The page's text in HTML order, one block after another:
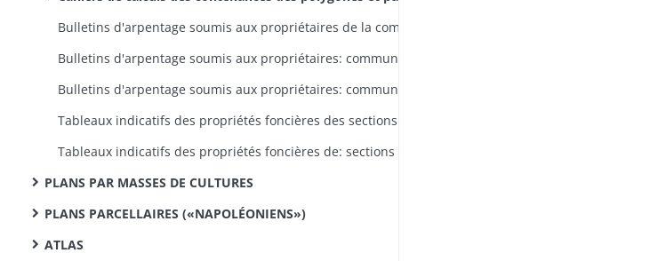
PLANS PAR MASSES DE CULTURES
PLANS PARCELLAIRES («NAPOLÉONIENS»)
ATLAS